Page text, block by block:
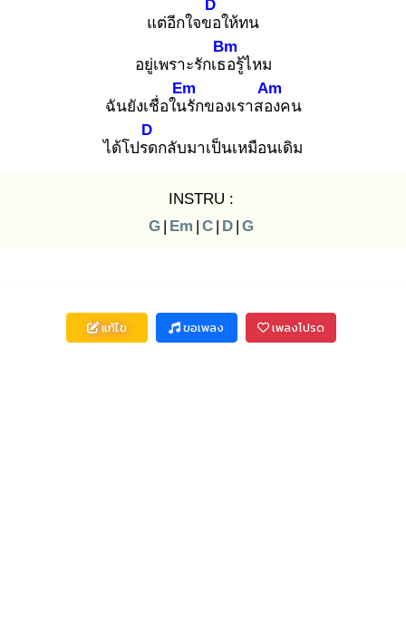
แต่อีกใจขอ
D
ให้ทน
อยู่เพราะรักเธอ
Bm
รู้ไหม
ฉันยังเชื่อในรั
Em
กของเราสอง
Am
คน
ได้โปรด
D
กลับมาเป็นเหมือนเดิม
INSTRU :
G | Em | C | D | G
แก้ไข ขอเพลง เพลงโปรด